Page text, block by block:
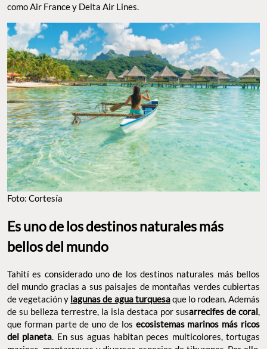
como Air France y Delta Air Lines.
Foto: Cortesía
Es uno de los destinos naturales más
bellos del mundo
Tahití es considerado uno de los destinos naturales más bellos
del mundo gracias a sus paisajes de montañas verdes cubiertas
de vegetación y lagunas de agua turquesaque lo rodean. Además
de su belleza terrestre, la isla destaca por susarrecifes de coral
que forman parte de uno de los ecosistemas marinos más ricos
del planeta . En sus aguas habitan peces multicolores, tortugas